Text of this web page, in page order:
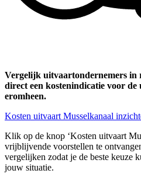
Vergelijk uitvaartondernemers in
direct een kostenindicatie voor de
eromheen.
Kosten uitvaart Musselkanaal
Klik op de knop ‘Kosten uitvaart
vrijblijvende voorstellen te
vergelijken zodat je de beste keuze
jouw situatie.